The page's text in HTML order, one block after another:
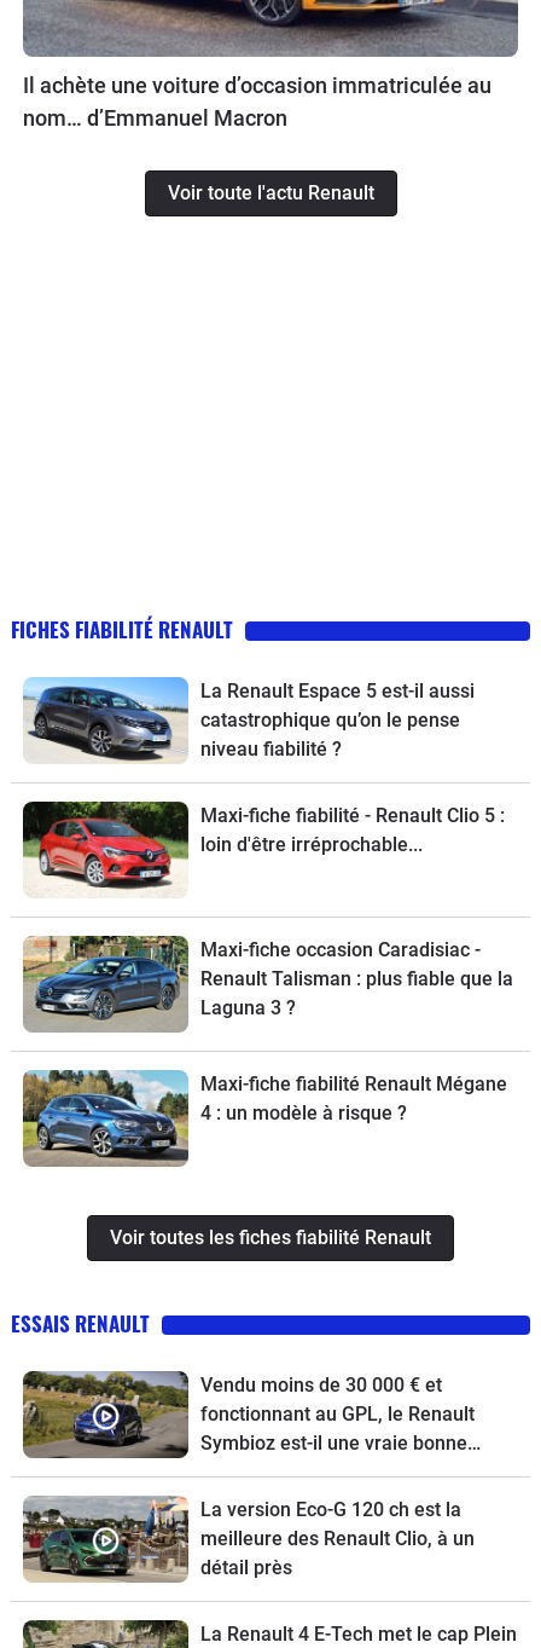
Il achète une voiture d’occasion immatriculée au
nom… d’Emmanuel Macron
Voir toute l'actu Renault
FICHES FIABILITÉ RENAULT
La Renault Espace 5 est-il aussi
catastrophique qu’on le pense
niveau fiabilité ?
Maxi-fiche fiabilité - Renault Clio 5 :
loin d'être irréprochable...
Maxi-fiche occasion Caradisiac -
Renault Talisman : plus fiable que la
Laguna 3 ?
Maxi-fiche fiabilité Renault Mégane
4 : un modèle à risque ?
Voir toutes les fiches fiabilité Renault
ESSAIS RENAULT
Vendu moins de 30 000 € et
fonctionnant au GPL, le Renault
Symbioz est-il une vraie bonne
affaire !
La version Eco-G 120 ch est la
meilleure des Renault Clio, à un
détail près
La Renault 4 E-Tech met le cap Plein